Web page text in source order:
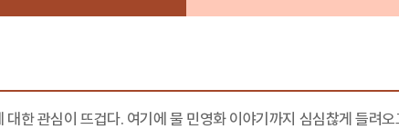
대한 관심이 뜨겁다. 여기에 물 민영화 이야기까지 심심찮게 들려